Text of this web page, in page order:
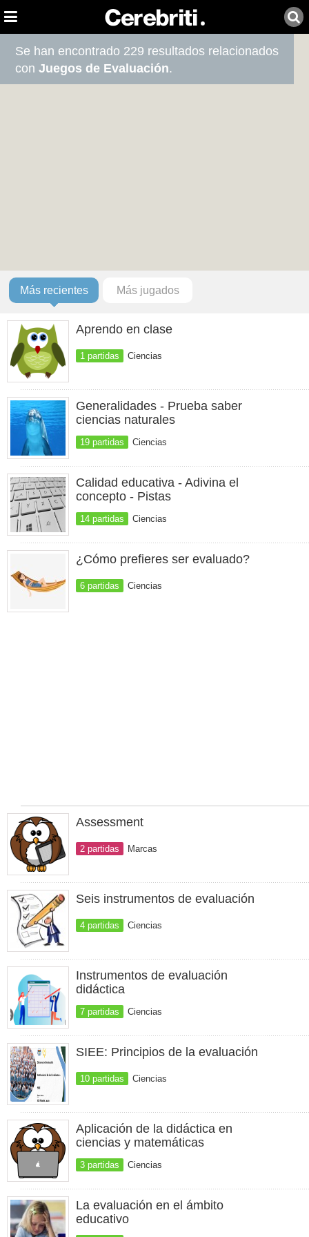
Se han encontrado 229 resultados relacionados
conJuegos de Evaluación.
Más recientes Más jugados
Aprendo en clase
1 partidas Ciencias
Generalidades - Prueba saber
ciencias naturales
19 partidas Ciencias
Calidad educativa - Adivina el
concepto - Pistas
14 partidas Ciencias
¿Cómo prefieres ser evaluado?
6 partidas Ciencias
Assessment
2 partidas Marcas
Seis instrumentos de evaluación
4 partidas Ciencias
Instrumentos de evaluación
didáctica
7 partidas Ciencias
SIEE: Principios de la evaluación
10 partidas Ciencias
Aplicación de la didáctica en
ciencias y matemáticas
3 partidas Ciencias
La evaluación en el ámbito
educativo